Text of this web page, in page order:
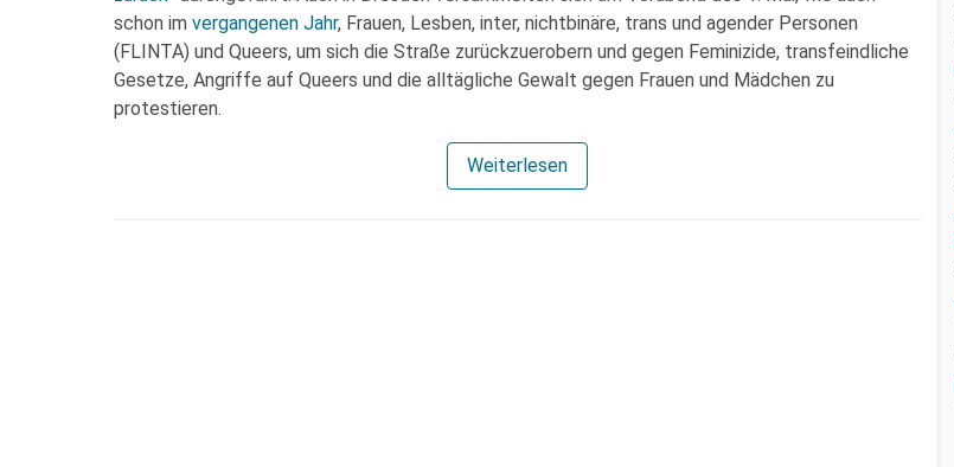
schon im vergangenen Jahr, Frauen, Lesben, inter, nichtbinäre, trans und agender Personen
(FLINTA) und Queers, um sich die Straße zurückzuerobern und gegen Feminizide, transfeindliche
Gesetze, Angriffe auf Queers und die alltägliche Gewalt gegen Frauen und Mädchen zu
protestieren.
Weiterlesen